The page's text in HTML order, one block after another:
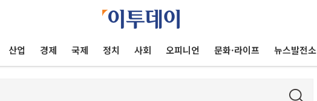
산업 경제 국제 정치 사회 오피니언 문화·라이프 뉴스발전소